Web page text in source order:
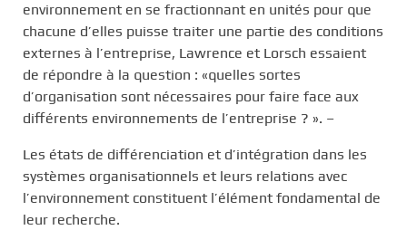
environnement en se fractionnant en unités pour que
chacune d’elles puisse traiter une partie des conditions
externes à l’entreprise, Lawrence et Lorsch essaient
de répondre à la question : «quelles sortes
d’organisation sont nécessaires pour faire face aux
différents environnements de l’entreprise ? ». –
Les états de différenciation et d’intégration dans les
systèmes organisationnels et leurs relations avec
l’environnement constituent l’élément fondamental de
leur recherche.